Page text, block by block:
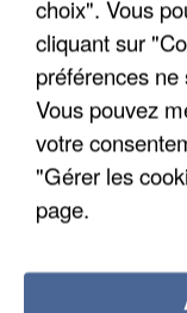
choix". Vous
cliquant sur
préférences
Vous pouvez
votre
"Gérer les
page.